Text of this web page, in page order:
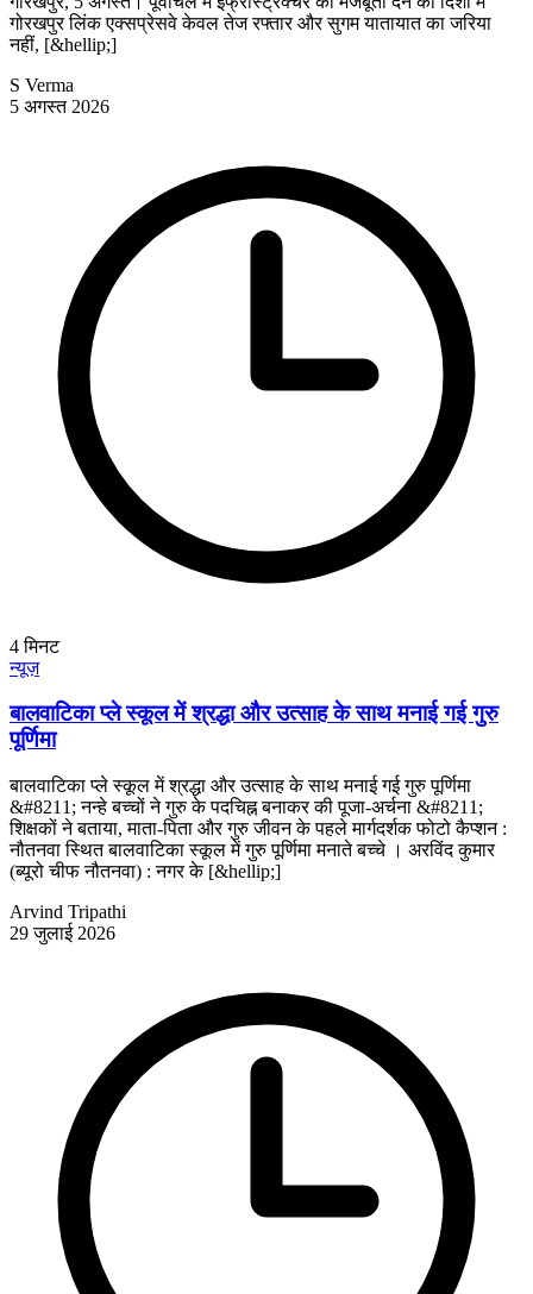
गोरखपुर लिंक एक्सप्रेसवे केवल तेज रफ्तार और सुगम यातायात का जरिया
नहीं, [&hellip;]
S Verma
5 अगस्त 2026
4मिनट
न्यूज़
बालवाटिका प्ले स्कूल में श्रद्धा और उत्साह के साथ मनाई गई गुरु
पूर्णिमा
बालवाटिका प्ले स्कूल में श्रद्धा और उत्साह के साथ मनाई गई गुरु पूर्णिमा
&#8211; नन्हे बच्चों ने गुरु के पदचिह्न बनाकर की पूजा-अर्चना &#8211;
शिक्षकों ने बताया, माता-पिता और गुरु जीवन के पहले मार्गदर्शक फोटो कैप्शन :
नौतनवा स्थित बालवाटिका स्कूल में गुरु पूर्णिमा मनाते बच्चे । अरविंद कुमार
(ब्यूरो चीफ नौतनवा) : नगर के [&hellip;]
Arvind Tripathi
29 जुलाई 2026